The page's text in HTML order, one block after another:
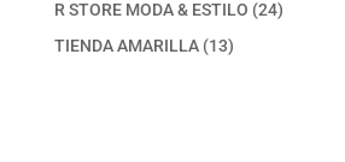
R STORE MODA & ESTILO 2424
TIENDA AMARILLA 1313